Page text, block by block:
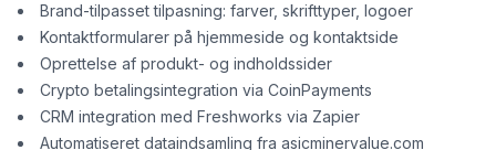
Brand-tilpasset tilpasning: farver, skrifttyper, logoer
Kontaktformularer på hjemmeside og kontaktside
Oprettelse af produkt- og indholdssider
Crypto betalingsintegration via CoinPayments
CRM integration med Freshworks via Zapier
Automatiseret dataindsamling fra asicminervalue.com